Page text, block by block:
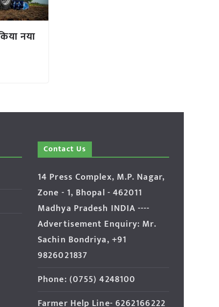
नया
Contact Us
14 Press Complex, M.P. Nagar,
Zone - 1, Bhopal - 462011
Madhya Pradesh INDIA ----
Advertisement Enquiry: Mr.
Sachin Bondriya, +91
9826021837
Phone: (0755) 4248100
Farmer Help Line- 6262166222